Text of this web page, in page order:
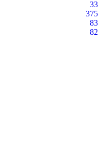
33
375
83
82